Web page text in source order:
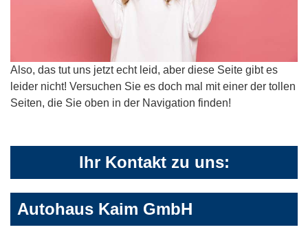
Also, das tut uns jetzt echt leid, aber diese Seite gibt es
leider nicht! Versuchen Sie es doch mal mit einer der tollen
Seiten, die Sie oben in der Navigation finden!
Ihr Kontakt zu uns:
Autohaus Kaim GmbH